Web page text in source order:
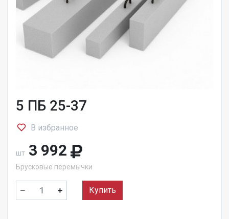
5 ПБ 25-37
В избранное
шт 3 992
Брусковые перемычки
Купить